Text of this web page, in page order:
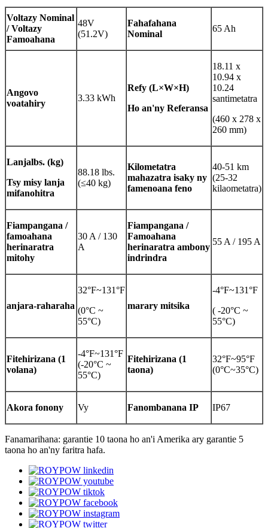
Voltazy Nominal
/ Voltazy
Famoahana
48V
(51.2V)
Fahafahana
Nominal
65 Ah
Angovo
voatahiry
3.33 kWh
Refy (L×W×H)
Ho an'ny Referansa
18.11 x
10.94 x
10.24
santimetatra
(460 x 278 x
260 mm)
Lanjalbs. (kg)
Tsy misy lanja
mifanohitra
88.18 lbs.
(≤40 kg)
Kilometatra
mahazatra isaky ny
famenoana feno
40-51 km
(25-32
kilaometatra)
Fiampangana /
famoahana
herinaratra
mitohy
30 A / 130
A
Fiampangana /
Famoahana
herinaratra ambony
indrindra
55 A / 195 A
anjara-raharaha
32°F~131°F
(0°C ~
55°C)
marary mitsika
-4°F~131°F
( -20°C ~
55°C)
Fitehirizana (1
volana)
-4°F~131°F
(-20°C ~
55°C)
Fitehirizana (1
taona)
32°F~95°F
(0°C~35°C)
Akora fonony Vy Fanombanana IP IP67
Fanamarihana: garantie 10 taona ho an'i Amerika ary garantie 5
taona ho an'ny faritra hafa.